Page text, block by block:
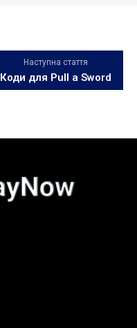
Наступна стаття
Коди для Pull a Sword